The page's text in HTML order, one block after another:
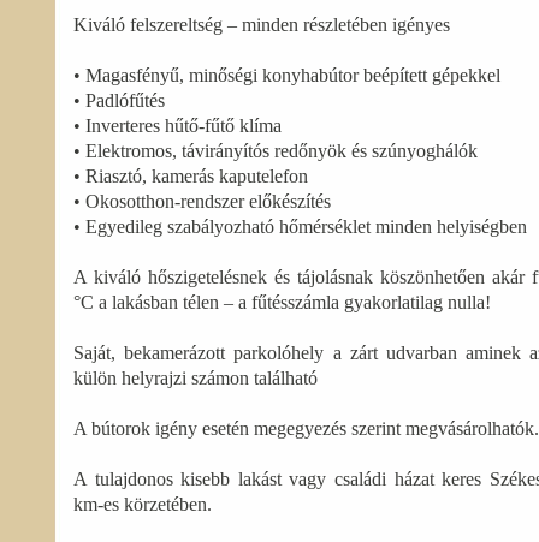
Kiváló felszereltség – minden részletében igényes
• Magasfényű, minőségi konyhabútor beépített gépekkel
• Padlófűtés
• Inverteres hűtő-fűtő klíma
• Elektromos, távirányítós redőnyök és szúnyoghálók
• Riasztó, kamerás kaputelefon
• Okosotthon-rendszer előkészítés
• Egyedileg szabályozható hőmérséklet minden helyiségben
A kiváló hőszigetelésnek és tájolásnak köszönhetően akár
°C a lakásban télen – a fűtésszámla gyakorlatilag nulla!
Saját, bekamerázott parkolóhely a zárt udvarban
külön helyrajzi számon található
A bútorok igény esetén megegyezés szerint megvásárolhatók.
A tulajdonos kisebb lakást vagy családi házat keres
km-es körzetében.